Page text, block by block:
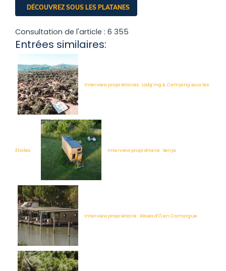
DÉCOUVREZ SOUS LES PLATANES
Consultation de l'article : 6 355
Entrées similaires:
Interview propriétaires : Lodg’ing & Camping sous les
Étoiles Interview propriétaire : Senja
Interview propriétaire : Rêves d’Ô en Camargue